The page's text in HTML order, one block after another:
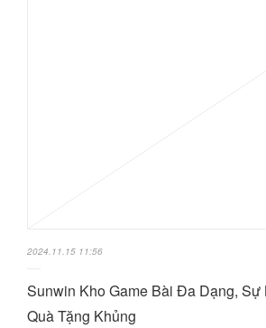
2024.11.15 11:56
Sunwin Kho Game Bài Đa Dạng, Sự
Quà Tặng Khủng